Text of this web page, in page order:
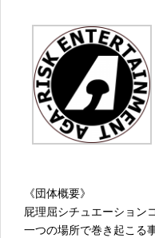
《団体概要》
屁理屈シチュエーション
一つの場所で巻き起こる